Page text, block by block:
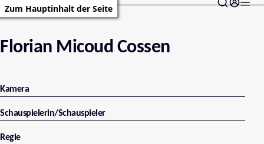
Zum Hauptinhalt der Seite
Florian Micoud Cossen
Kamera
Schauspielerin/Schauspieler
Regie